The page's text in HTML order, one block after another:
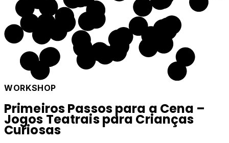
WORKSHOP
Primeiros Passos para a Cena –
Jogos Teatrais para Crianças
Curiosas